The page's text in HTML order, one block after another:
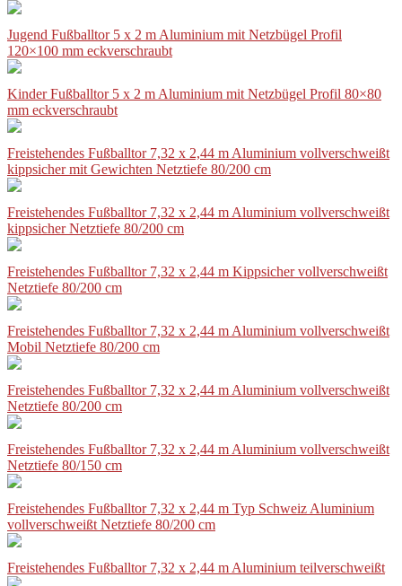
Jugend Fußballtor 5 x 2 m Aluminium mit Netzbügel Profil
120×100 mm eckverschraubt
Kinder Fußballtor 5 x 2 m Aluminium mit Netzbügel Profil 80×80
mm eckverschraubt
Freistehendes Fußballtor 7,32 x 2,44 m Aluminium vollverschweißt
kippsicher mit Gewichten Netztiefe 80/200 cm
Freistehendes Fußballtor 7,32 x 2,44 m Aluminium vollverschweißt
kippsicher Netztiefe 80/200 cm
Freistehendes Fußballtor 7,32 x 2,44 m Kippsicher vollverschweißt
Netztiefe 80/200 cm
Freistehendes Fußballtor 7,32 x 2,44 m Aluminium vollverschweißt
Mobil Netztiefe 80/200 cm
Freistehendes Fußballtor 7,32 x 2,44 m Aluminium vollverschweißt
Netztiefe 80/200 cm
Freistehendes Fußballtor 7,32 x 2,44 m Aluminium vollverschweißt
Netztiefe 80/150 cm
Freistehendes Fußballtor 7,32 x 2,44 m Typ Schweiz Aluminium
vollverschweißt Netztiefe 80/200 cm
Freistehendes Fußballtor 7,32 x 2,44 m Aluminium teilverschweißt